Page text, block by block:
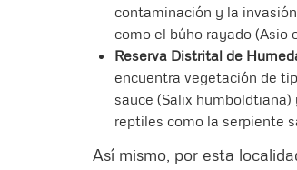
contaminación y la
como el búho rayado (Asio
Reserva Distrital de
encuentra vegetación de
sauce (Salix
reptiles como la serpiente
Así mismo, por esta